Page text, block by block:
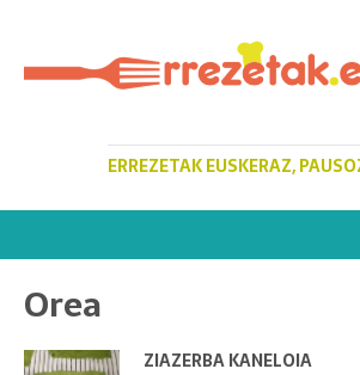
ERREZETAK EUSKERAZ,
Orea
ZIAZERBA KANELOIA